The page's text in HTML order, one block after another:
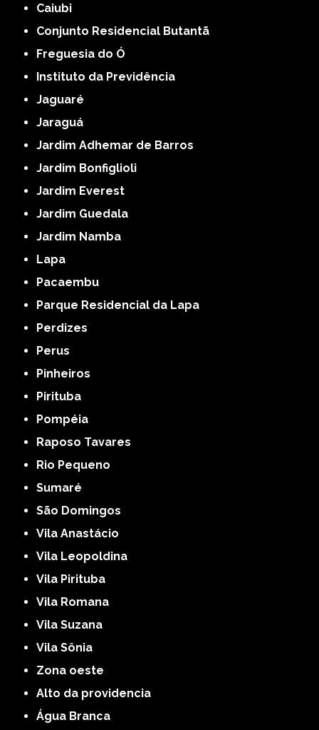
Caiubi
Conjunto Residencial Butantã
Freguesia do Ó
Instituto da Previdência
Jaguaré
Jaraguá
Jardim Adhemar de Barros
Jardim Bonfiglioli
Jardim Everest
Jardim Guedala
Jardim Namba
Lapa
Pacaembu
Parque Residencial da Lapa
Perdizes
Perus
Pinheiros
Pirituba
Pompéia
Raposo Tavares
Rio Pequeno
Sumaré
São Domingos
Vila Anastácio
Vila Leopoldina
Vila Pirituba
Vila Romana
Vila Suzana
Vila Sônia
Zona oeste
alto da providencia
Água Branca